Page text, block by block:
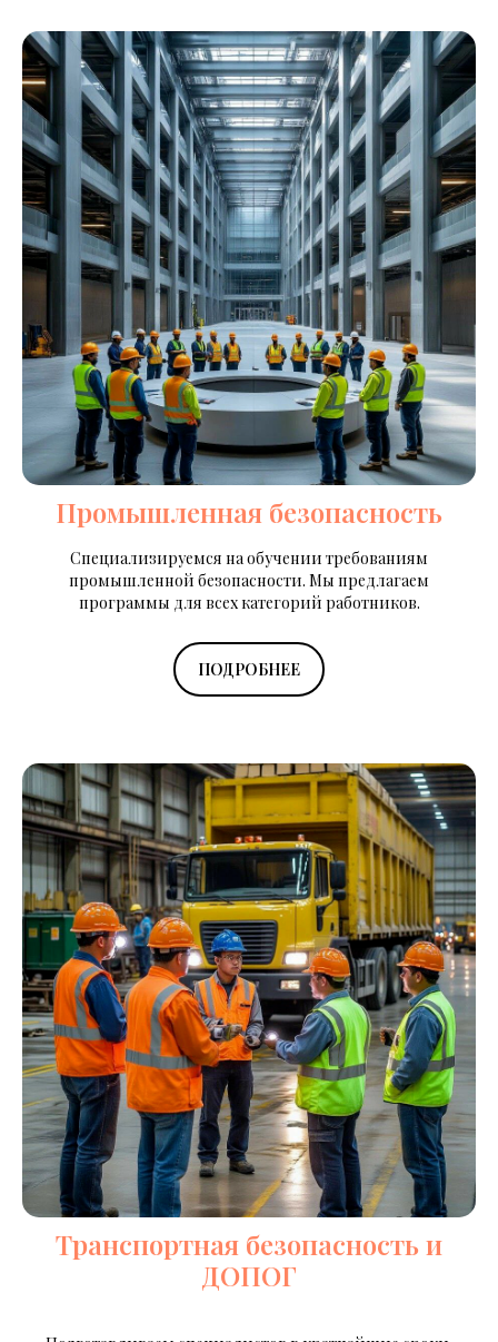
Промышленная безопасность
Специализируемся на обучении требованиям
промышленной безопасности. Мы предлагаем
программы для всех категорий работников.
ПОДРОБНЕЕ
Транспортная безопасность и
ДОПОГ